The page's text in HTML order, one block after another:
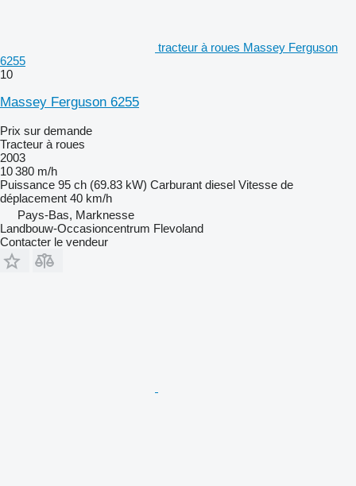
tracteur à roues Massey Ferguson
6255
10
Massey Ferguson 6255
Prix sur demande
Tracteur à roues
2003
10 380 m/h
Puissance 95 ch (69.83 kW) Carburant diesel Vitesse de
déplacement 40 km/h
Pays-Bas, Marknesse
Landbouw-Occasioncentrum Flevoland
Contacter le vendeur